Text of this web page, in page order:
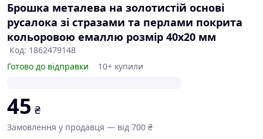
Брошка металева на золотистій основі
русалока зі стразами та перлами покрита
кольоровою емаллю розмір 40х20 мм
Код: 1862479148
Готово до відправки
10+ купили
45 ₴
Замовлення у продавця — від 700 ₴